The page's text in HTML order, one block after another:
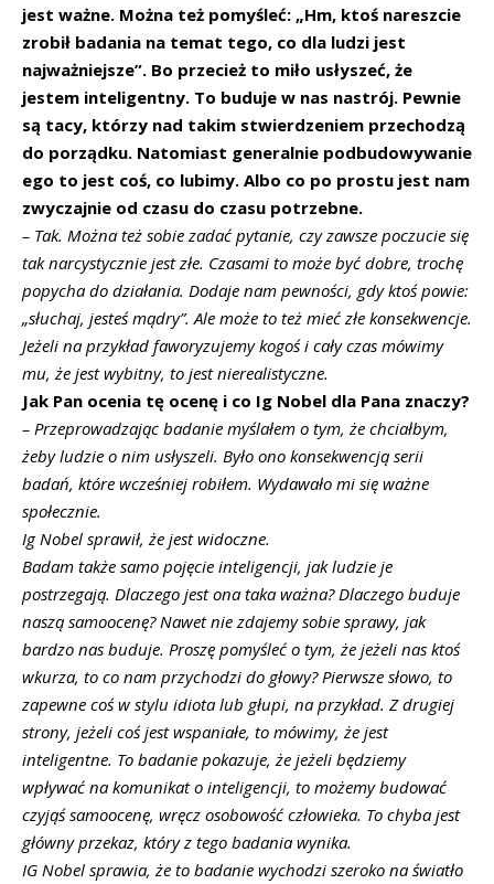
jest ważne. Można też pomyśleć: „Hm, ktoś nareszcie
zrobił badania na temat tego, co dla ludzi jest
najważniejsze”. Bo przecież to miło usłyszeć, że
jestem inteligentny. To buduje w nas nastrój. Pewnie
są tacy, którzy nad takim stwierdzeniem przechodzą
do porządku. Natomiast generalnie podbudowywanie
ego to jest coś, co lubimy. Albo co po prostu jest nam
zwyczajnie od czasu do czasu potrzebne.
– Tak. Można też sobie zadać pytanie, czy zawsze poczucie się
tak narcystycznie jest złe. Czasami to może być dobre, trochę
popycha do działania. Dodaje nam pewności, gdy ktoś powie:
„słuchaj, jesteś mądry”. Ale może to też mieć złe konsekwencje.
Jeżeli na przykład faworyzujemy kogoś i cały czas mówimy
mu, że jest wybitny, to jest nierealistyczne.
Jak Pan ocenia tę ocenę i co Ig Nobel dla Pana znaczy?
– Przeprowadzając badanie myślałem o tym, że chciałbym,
żeby ludzie o nim usłyszeli. Było ono konsekwencją serii
badań, które wcześniej robiłem. Wydawało mi się ważne
społecznie.
Ig Nobel sprawił, że jest widoczne.
Badam także samo pojęcie inteligencji, jak ludzie je
postrzegają. Dlaczego jest ona taka ważna? Dlaczego buduje
naszą samoocenę? Nawet nie zdajemy sobie sprawy, jak
bardzo nas buduje. Proszę pomyśleć o tym, że jeżeli nas ktoś
wkurza, to co nam przychodzi do głowy? Pierwsze słowo, to
zapewne coś w stylu idiota lub głupi, na przykład. Zdrugiej
strony, jeżeli coś jest wspaniałe, to mówimy, że jest
inteligentne. To badanie pokazuje, że jeżeli będziemy
wpływać na komunikat o inteligencji, to możemy budować
czyjąś samoocenę, wręcz osobowość człowieka. To chyba jest
główny przekaz, który z tego badania wynika.
IG Nobel sprawia, że to badanie wychodzi szeroko na światło